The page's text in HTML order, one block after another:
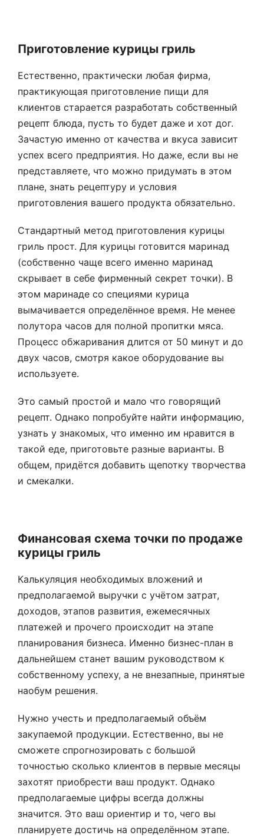
Приготовление курицы гриль
Естественно, практически любая фирма,
практикующая приготовление пищи для
клиентов старается разработать собственный
рецепт блюда, пусть то будет даже и хот дог.
Зачастую именно от качества и вкуса зависит
успех всего предприятия. Но даже, если вы не
представляете, что можно придумать в этом
плане, знать рецептуру и условия
приготовления вашего продукта обязательно.
Стандартный метод приготовления курицы
гриль прост. Для курицы готовится маринад
(собственно чаще всего именно маринад
скрывает в себе фирменный секрет точки). В
этом маринаде со специями курица
вымачивается определённое время. Не менее
полутора часов для полной пропитки мяса.
Процесс обжаривания длится от 50 минут и до
двух часов, смотря какое оборудование вы
используете.
Это самый простой и мало что говорящий
рецепт. Однако попробуйте найти информацию,
узнать у знакомых, что именно им нравится в
такой еде, приготовьте разные варианты. В
общем, придётся добавить щепотку творчества
и смекалки.
Финансовая схема точки по продаже
курицы гриль
Калькуляция необходимых вложений и
предполагаемой выручки с учётом затрат,
доходов, этапов развития, ежемесячных
платежей и прочего происходит на этапе
планирования бизнеса. Именно бизнес-план в
дальнейшем станет вашим руководством к
собственному успеху, а не внезапные, принятые
наобум решения.
Нужно учесть и предполагаемый объём
закупаемой продукции. Естественно, вы не
сможете спрогнозировать с большой
точностью сколько клиентов в первые месяцы
захотят приобрести ваш продукт. Однако
предполагаемые цифры всегда должны
значится. Это ваш ориентир и то, чего вы
планируете достичь на определённом этапе.